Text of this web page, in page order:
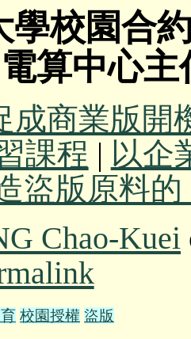
學校園合
算中心
成商業版開
課程 | 以企
盜版原料
Chao-Kuei
校園授權 盜版